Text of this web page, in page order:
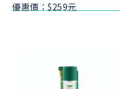
優惠價：$259元